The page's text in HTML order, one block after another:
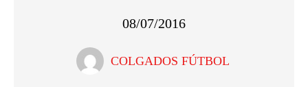
08/07/2016
COLGADOS FÚTBOL